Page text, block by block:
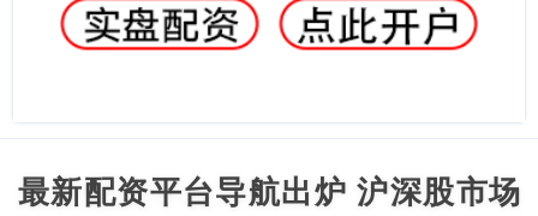
最新配资平台导航出炉 沪深股市场